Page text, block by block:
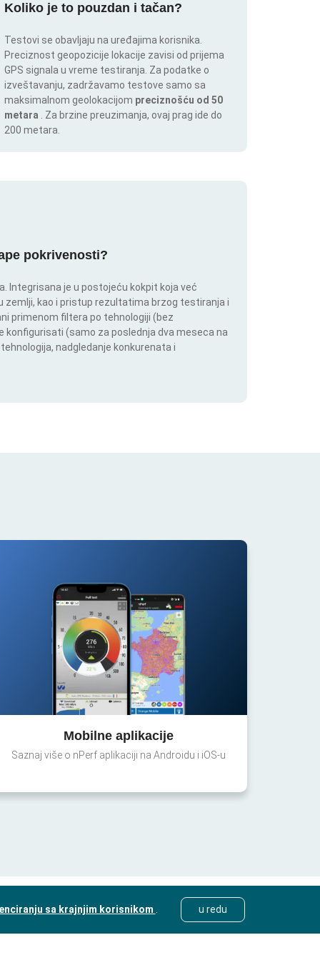
Koliko je to pouzdan i tačan?
Testovi se obavljaju na uređajima korisnika.
Preciznost geopozicije lokacije zavisi od prijema
GPS signala u vreme testiranja. Za podatke o
izveštavanju, zadržavamo testove samo sa
maksimalnom geolokacijom preciznošću od 50
metara
. Za brzine preuzimanja, ovaj prag ide do
200 metara.
pokrivenosti?
Integrisana je u postojeću kokpit koja već
kao i pristup rezultatima brzog testiranja i
primenom filtera po tehnologiji (bez
konfigurisati (samo za poslednja dva meseca na
nadgledanje konkurenata i
Mobilne aplikacije
Saznaj više o nPerf aplikaciji na Androidu i iOS-u
sa krajnjim korisnikom u redu